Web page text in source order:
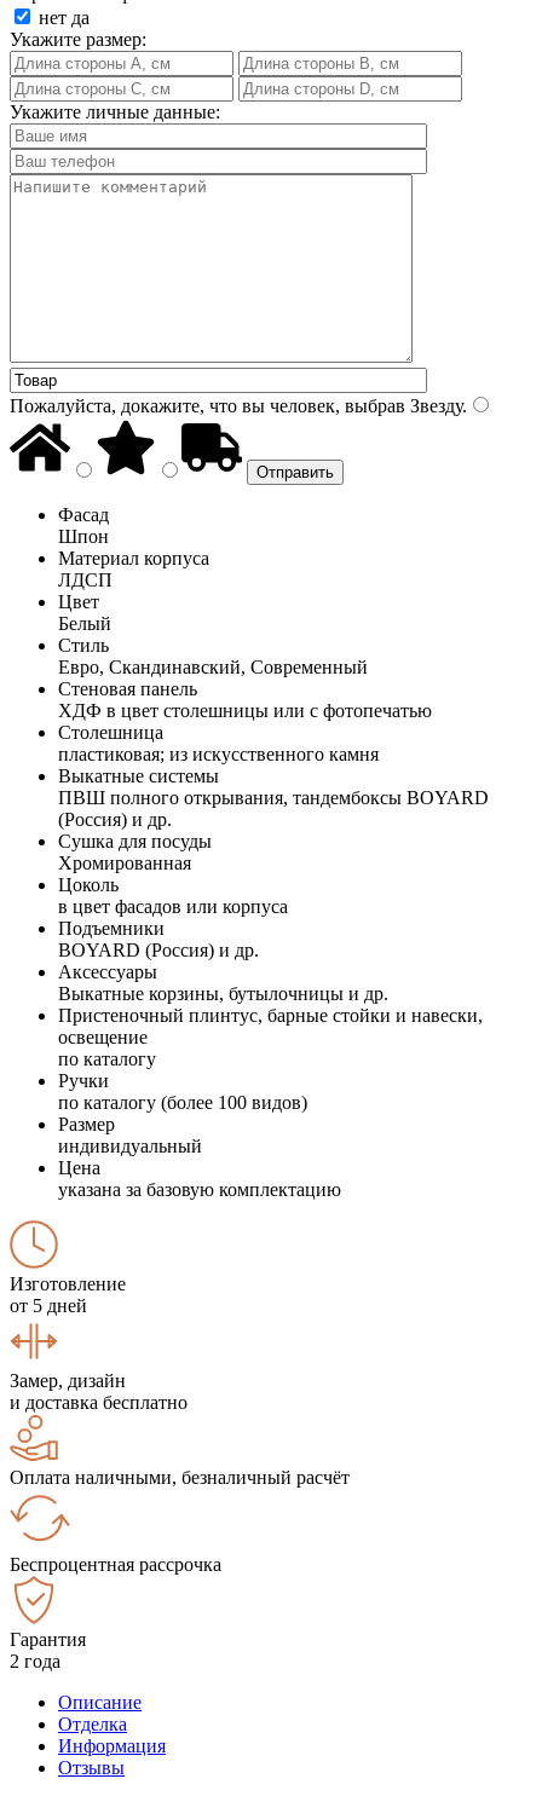
нет да
Укажите размер:
Укажите личные данные:
Пожалуйста, докажите, что вы человек, выбрав Звезду.
Фасад
Шпон
Материал корпуса
ЛДСП
Цвет
Белый
Стиль
Евро, Скандинавский, Современный
Стеновая панель
ХДФ в цвет столешницы или с фотопечатью
Столешница
пластиковая; из искусственного камня
Выкатные системы
ПВШ полного открывания, тандембоксы BOYARD
(Россия) и др.
Сушка для посуды
Хромированная
Цоколь
в цвет фасадов или корпуса
Подъемники
BOYARD (Россия) и др.
Аксессуары
Выкатные корзины, бутылочницы и др.
Пристеночный плинтус, барные стойки и навески,
освещение
по каталогу
Ручки
по каталогу (более 100 видов)
Размер
индивидуальный
Цена
указана за базовую комплектацию
Изготовление
от 5 дней
Замер, дизайн
и доставка бесплатно
Оплата наличными, безналичный расчёт
Беспроцентная рассрочка
Гарантия
2 года
Описание
Отделка
Информация
Отзывы